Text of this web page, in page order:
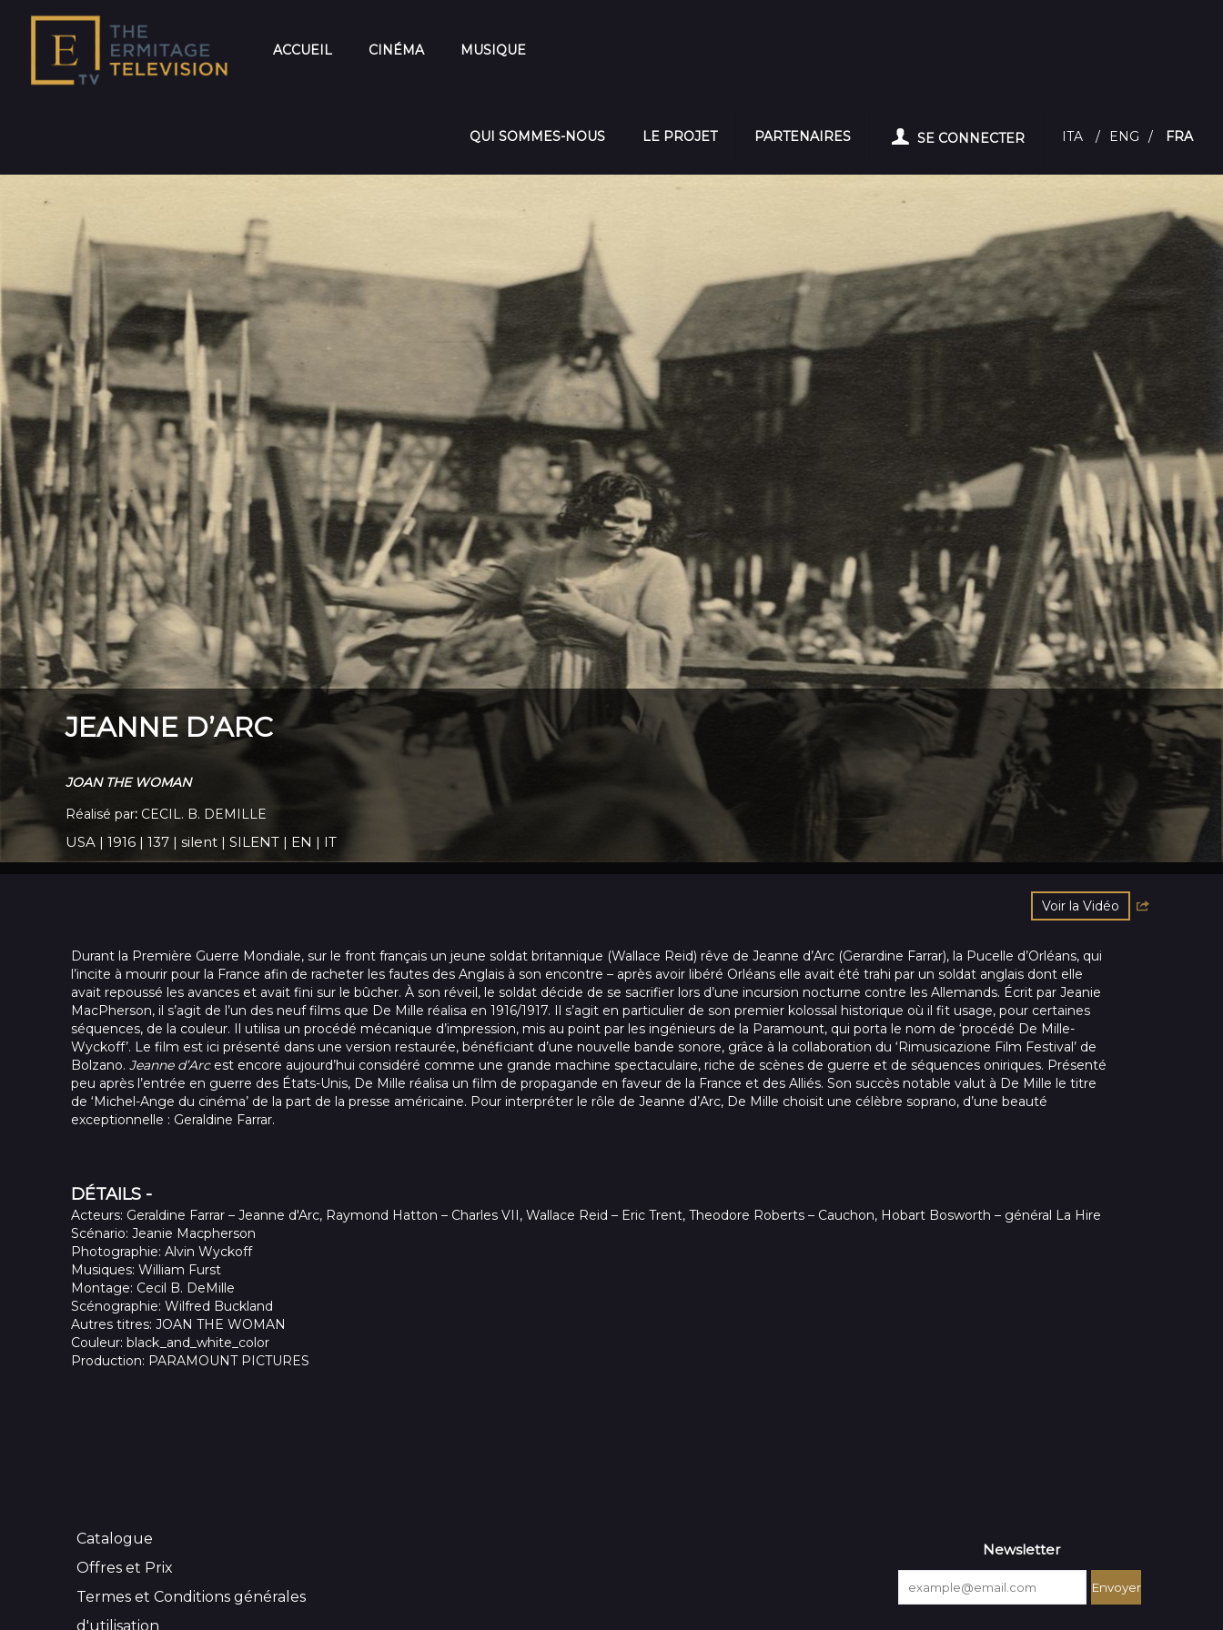
ACCUEIL CINÉMA MUSIQUE
QUI SOMMES-NOUS LE PROJET PARTENAIRES SE CONNECTER ITA / ENG / FRA
JEANNE D’ARC
JOAN THE WOMAN
Réalisé par: CECIL. B. DEMILLE
USA | 1916 | 137 | silent | SILENT | EN | IT
Durant la Première Guerre Mondiale, sur le front français un jeune soldat britannique (Wallace Reid) rêve de Jeanne d’Arc (Gerardine Farrar), la Pucelle d’Orléans, qui
l’incite à mourir pour la France afin de racheter les fautes des Anglais à son encontre – après avoir libéré Orléans elle avait été trahi par un soldat anglais dont elle
avait repoussé les avances et avait fini sur le bûcher. À son réveil, le soldat décide de se sacrifier lors d’une incursion nocturne contre les Allemands. Écrit par Jeanie
MacPherson, il s’agit de l’un des neuf films que De Mille réalisa en 1916/1917. Il s’agit en particulier de son premier kolossal historique où il fit usage, pour certaines
séquences, de la couleur. Il utilisa un procédé mécanique d’impression, mis au point par les ingénieurs de la Paramount, qui porta le nom de ‘procédé De Mille-
Wyckoff’. Le film est ici présenté dans une version restaurée, bénéficiant d’une nouvelle bande sonore, grâce à la collaboration du ‘Rimusicazione Film Festival’ de
Bolzano. Jeanne d’Arc est encore aujourd’hui considéré comme une grande machine spectaculaire, riche de scènes de guerre et de séquences oniriques. Présenté
peu après l’entrée en guerre des États-Unis, De Mille réalisa un film de propagande en faveur de la France et des Alliés. Son succès notable valut à De Mille le titre
de ‘Michel-Ange du cinéma’ de la part de la presse américaine. Pour interpréter le rôle de Jeanne d’Arc, De Mille choisit une célèbre soprano, d’une beauté
exceptionnelle : Geraldine Farrar.
DÉTAILS -
Acteurs: Geraldine Farrar – Jeanne d'Arc, Raymond Hatton – Charles VII, Wallace Reid – Eric Trent, Theodore Roberts – Cauchon, Hobart Bosworth – général La Hire
Scénario: Jeanie Macpherson
Photographie: Alvin Wyckoff
Musiques: William Furst
Montage: Cecil B. DeMille
Scénographie: Wilfred Buckland
Autres titres: JOAN THE WOMAN
Couleur: black_and_white_color
Production: PARAMOUNT PICTURES
Voir la Vidéo
Catalogue
Offres et Prix
Termes et Conditions générales
d'utilisation
Newsletter